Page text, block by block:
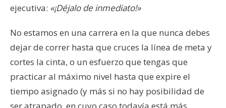
ejecutiva: «¡Déjalo de inmediato!»
No estamos en una carrera en la que nunca debes
dejar de correr hasta que cruces la línea de meta y
cortes la cinta, o un esfuerzo que tengas que
practicar al máximo nivel hasta que expire el
tiempo asignado (y más si no hay posibilidad de